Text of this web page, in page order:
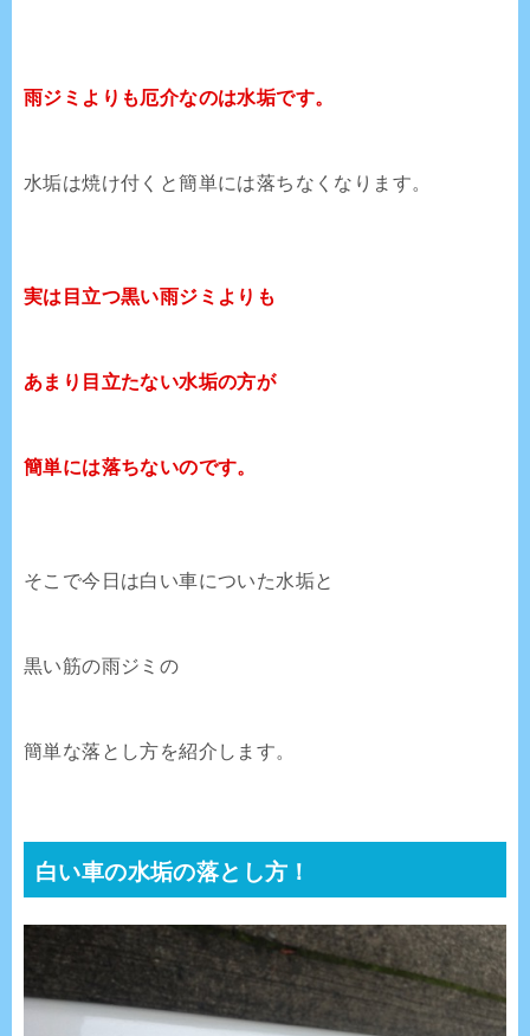
雨ジミよりも厄介なのは水垢です。
水垢は焼け付くと簡単には落ちなくなります。
実は目立つ黒い雨ジミよりも
あまり目立たない水垢の方が
簡単には落ちないのです。
そこで今日は白い車についた水垢と
黒い筋の雨ジミの
簡単な落とし方を紹介します。
白い車の水垢の落とし方！